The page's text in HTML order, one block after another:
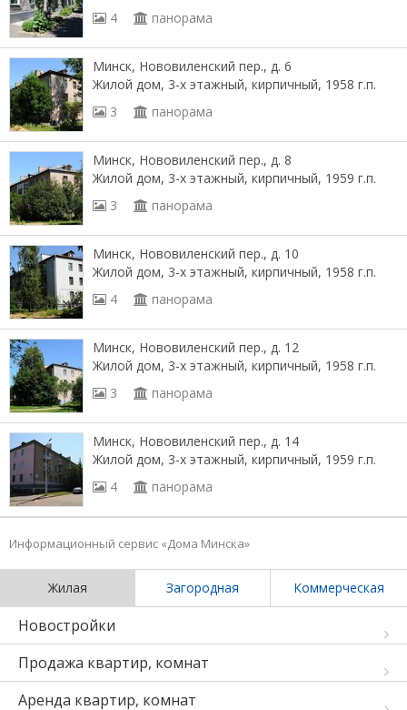
4
панорама
Минск, Нововиленский пер., д. 6
Жилой дом, 3-х этажный, кирпичный, 1958 г.п.
3
панорама
Минск, Нововиленский пер., д. 8
Жилой дом, 3-х этажный, кирпичный, 1959 г.п.
3
панорама
Минск, Нововиленский пер., д. 10
Жилой дом, 3-х этажный, кирпичный, 1958 г.п.
4
панорама
Минск, Нововиленский пер., д. 12
Жилой дом, 3-х этажный, кирпичный, 1958 г.п.
3
панорама
Минск, Нововиленский пер., д. 14
Жилой дом, 3-х этажный, кирпичный, 1959 г.п.
4
панорама
Информационный сервис «Дома Минска»
Жилая Загородная Коммерческая
Новостройки
Продажа квартир, комнат
Аренда квартир, комнат